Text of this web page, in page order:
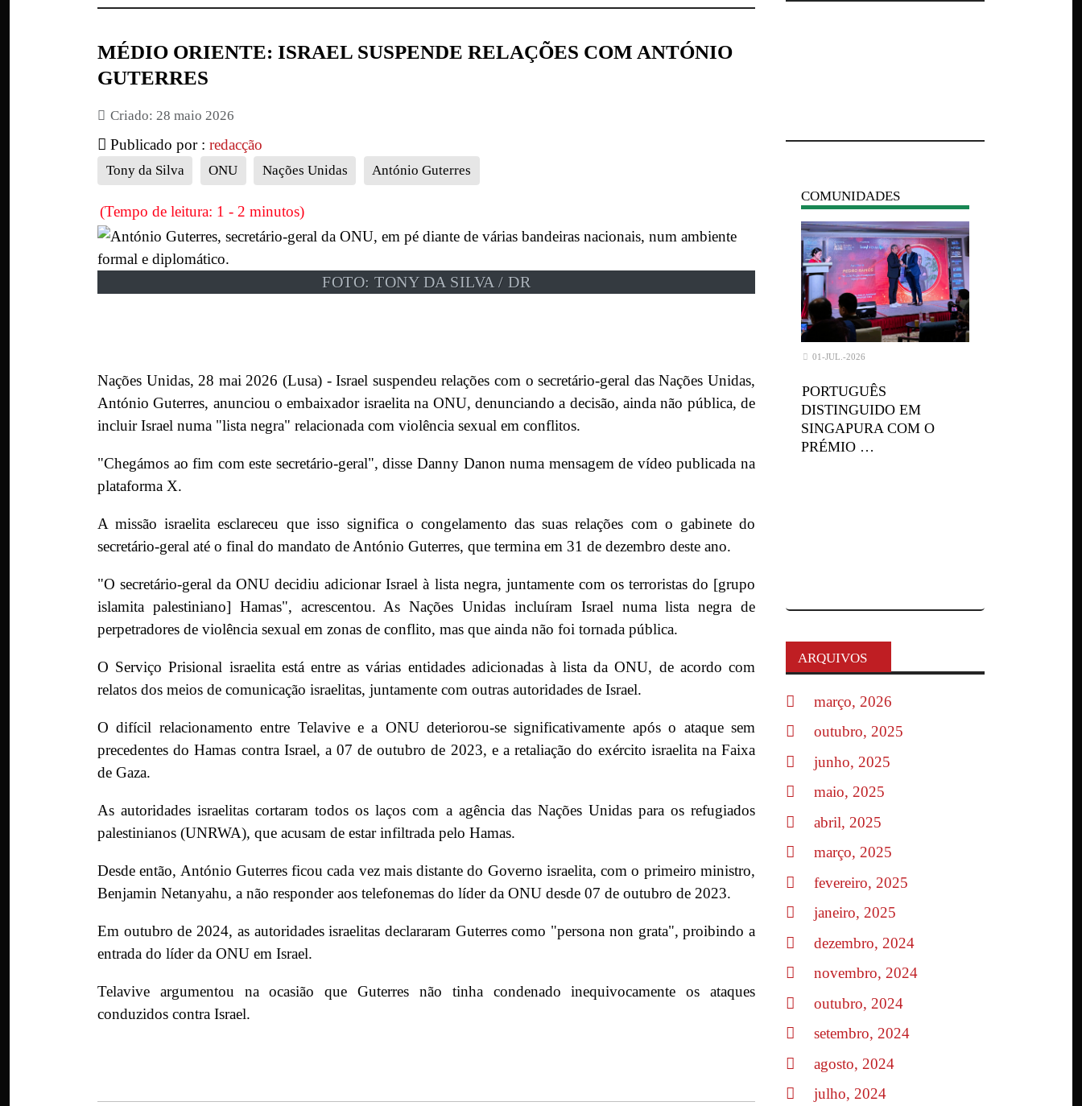
MÉDIO ORIENTE: ISRAEL SUSPENDE RELAÇÕES COM ANTÓNIO
GUTERRES
Criado: 28 maio 2026
Publicado por : redacção
Tony da Silva ONU Nações Unidas António Guterres
(Tempo de leitura: 1 - 2 minutos)
FOTO: TONY DA SILVA / DR
Nações Unidas, 28 mai 2026 (Lusa) - Israel suspendeu relações com o secretário-geral das Nações Unidas,
António Guterres, anunciou o embaixador israelita na ONU, denunciando a decisão, ainda não pública, de
incluir Israel numa "lista negra" relacionada com violência sexual em conflitos.
"Chegámos ao fim com este secretário-geral", disse Danny Danon numa mensagem de vídeo publicada na
plataforma X.
A missão israelita esclareceu que isso significa o congelamento das suas relações com o gabinete do
secretário-geral até o final do mandato de António Guterres, que termina em 31 de dezembro deste ano.
"O secretário-geral da ONU decidiu adicionar Israel à lista negra, juntamente com os terroristas do [grupo
islamita palestiniano] Hamas", acrescentou. As Nações Unidas incluíram Israel numa lista negra de
perpetradores de violência sexual em zonas de conflito, mas que ainda não foi tornada pública.
O Serviço Prisional israelita está entre as várias entidades adicionadas à lista da ONU, de acordo com
relatos dos meios de comunicação israelitas, juntamente com outras autoridades de Israel.
O difícil relacionamento entre Telavive e a ONU deteriorou-se significativamente após o ataque sem
precedentes do Hamas contra Israel, a 07 de outubro de 2023, e a retaliação do exército israelita na Faixa
de Gaza.
As autoridades israelitas cortaram todos os laços com a agência das Nações Unidas para os refugiados
palestinianos (UNRWA), que acusam de estar infiltrada pelo Hamas.
Desde então, António Guterres ficou cada vez mais distante do Governo israelita, com o primeiro ministro,
Benjamin Netanyahu, a não responder aos telefonemas do líder da ONU desde 07 de outubro de 2023.
Em outubro de 2024, as autoridades israelitas declararam Guterres como "persona non grata", proibindo a
entrada do líder da ONU em Israel.
Telavive argumentou na ocasião que Guterres não tinha condenado inequivocamente os ataques
conduzidos contra Israel.
COMUNIDADES
01-JUL.-2026
PORTUGUÊS
DISTINGUIDO EM
SINGAPURA COM O
PRÉMIO …
ARQUIVOS
março, 2026
outubro, 2025
junho, 2025
maio, 2025
abril, 2025
março, 2025
fevereiro, 2025
janeiro, 2025
dezembro, 2024
novembro, 2024
outubro, 2024
setembro, 2024
agosto, 2024
julho, 2024